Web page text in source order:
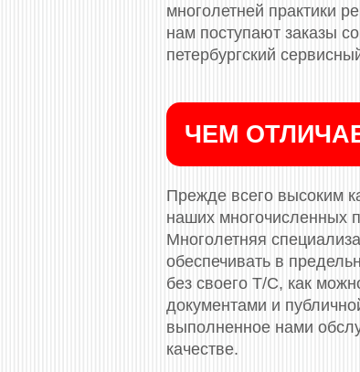
многолетней практики
нам поступают заказы
петербургский
ЧЕМ
Прежде всего высоким
наших многочисленных
Многолетняя
обеспечивать в
без своего Т/С, как
документами и
выполненное нами
качестве.